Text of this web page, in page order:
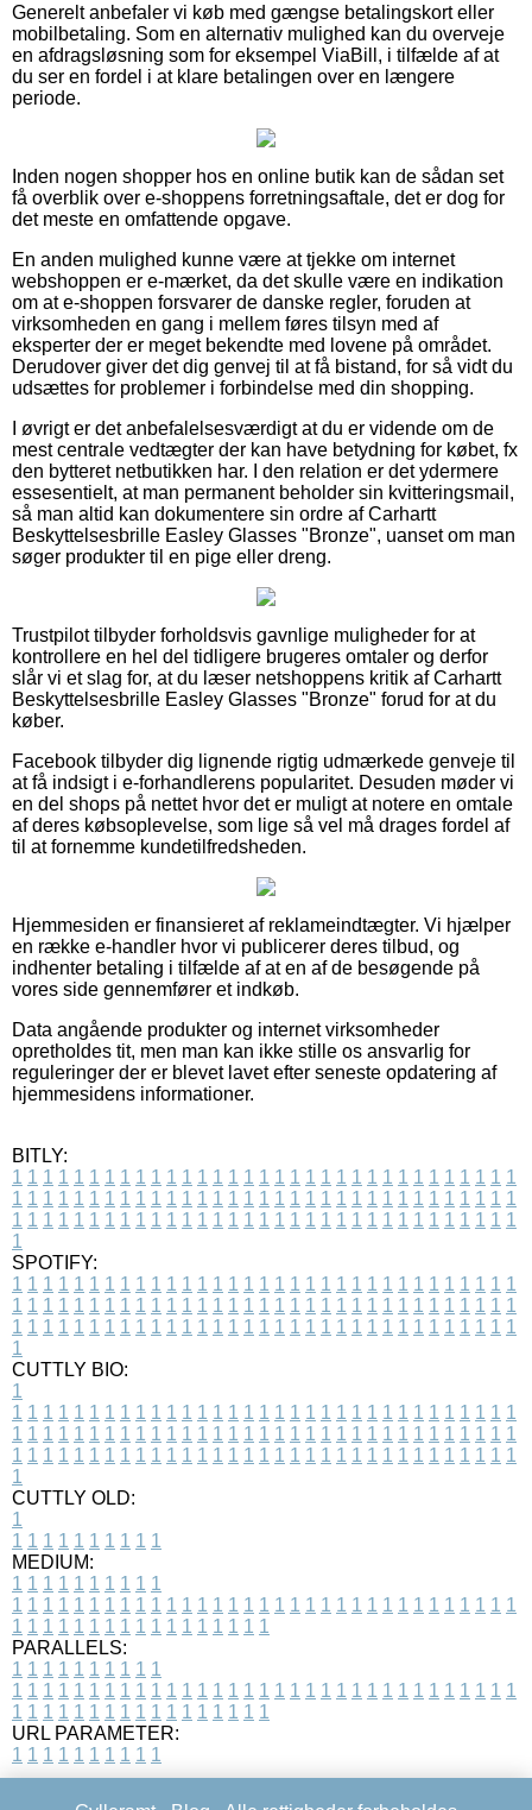
Generelt anbefaler vi køb med gængse betalingskort eller
mobilbetaling. Som en alternativ mulighed kan du overveje
en afdragsløsning som for eksempel ViaBill, i tilfælde af at
du ser en fordel i at klare betalingen over en længere
periode.
Inden nogen shopper hos en online butik kan de sådan set
få overblik over e-shoppens forretningsaftale, det er dog for
det meste en omfattende opgave.
En anden mulighed kunne være at tjekke om internet
webshoppen er e-mærket, da det skulle være en indikation
om at e-shoppen forsvarer de danske regler, foruden at
virksomheden en gang i mellem føres tilsyn med af
eksperter der er meget bekendte med lovene på området.
Derudover giver det dig genvej til at få bistand, for så vidt du
udsættes for problemer i forbindelse med din shopping.
I øvrigt er det anbefalelsesværdigt at du er vidende om de
mest centrale vedtægter der kan have betydning for købet, fx
den bytteret netbutikken har. I den relation er det ydermere
essesentielt, at man permanent beholder sin kvitteringsmail,
så man altid kan dokumentere sin ordre af Carhartt
Beskyttelsesbrille Easley Glasses "Bronze", uanset om man
søger produkter til en pige eller dreng.
Trustpilot tilbyder forholdsvis gavnlige muligheder for at
kontrollere en hel del tidligere brugeres omtaler og derfor
slår vi et slag for, at du læser netshoppens kritik af Carhartt
Beskyttelsesbrille Easley Glasses "Bronze" forud for at du
køber.
Facebook tilbyder dig lignende rigtig udmærkede genveje til
at få indsigt i e-forhandlerens popularitet. Desuden møder vi
en del shops på nettet hvor det er muligt at notere en omtale
af deres købsoplevelse, som lige så vel må drages fordel af
til at fornemme kundetilfredsheden.
Hjemmesiden er finansieret af reklameindtægter. Vi hjælper
en række e-handler hvor vi publicerer deres tilbud, og
indhenter betaling i tilfælde af at en af de besøgende på
vores side gennemfører et indkøb.
Data angående produkter og internet virksomheder
opretholdes tit, men man kan ikke stille os ansvarlig for
reguleringer der er blevet lavet efter seneste opdatering af
hjemmesidens informationer.
BITLY:
1 1 1 1 1 1 1 1 1 1 1 1 1 1 1 1 1 1 1 1 1 1 1 1 1 1 1 1 1 1 1 1 1
1 1 1 1 1 1 1 1 1 1 1 1 1 1 1 1 1 1 1 1 1 1 1 1 1 1 1 1 1 1 1 1 1
1 1 1 1 1 1 1 1 1 1 1 1 1 1 1 1 1 1 1 1 1 1 1 1 1 1 1 1 1 1 1 1 1
1
SPOTIFY:
1 1 1 1 1 1 1 1 1 1 1 1 1 1 1 1 1 1 1 1 1 1 1 1 1 1 1 1 1 1 1 1 1
1 1 1 1 1 1 1 1 1 1 1 1 1 1 1 1 1 1 1 1 1 1 1 1 1 1 1 1 1 1 1 1 1
1 1 1 1 1 1 1 1 1 1 1 1 1 1 1 1 1 1 1 1 1 1 1 1 1 1 1 1 1 1 1 1 1
1
CUTTLY BIO:
1
1 1 1 1 1 1 1 1 1 1 1 1 1 1 1 1 1 1 1 1 1 1 1 1 1 1 1 1 1 1 1 1 1
1 1 1 1 1 1 1 1 1 1 1 1 1 1 1 1 1 1 1 1 1 1 1 1 1 1 1 1 1 1 1 1 1
1 1 1 1 1 1 1 1 1 1 1 1 1 1 1 1 1 1 1 1 1 1 1 1 1 1 1 1 1 1 1 1 1
1
CUTTLY OLD:
1
1 1 1 1 1 1 1 1 1 1
MEDIUM:
1 1 1 1 1 1 1 1 1 1
1 1 1 1 1 1 1 1 1 1 1 1 1 1 1 1 1 1 1 1 1 1 1 1 1 1 1 1 1 1 1 1 1
1 1 1 1 1 1 1 1 1 1 1 1 1 1 1 1 1
PARALLELS:
1 1 1 1 1 1 1 1 1 1
1 1 1 1 1 1 1 1 1 1 1 1 1 1 1 1 1 1 1 1 1 1 1 1 1 1 1 1 1 1 1 1 1
1 1 1 1 1 1 1 1 1 1 1 1 1 1 1 1 1
URL PARAMETER:
1 1 1 1 1 1 1 1 1 1